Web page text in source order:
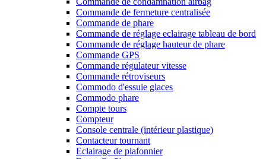
Commande de fermeture centralisée
Commande de phare
Commande de réglage eclairage tableau de bord
Commande de réglage hauteur de phare
Commande GPS
Commande régulateur vitesse
Commande rétroviseurs
Commodo d'essuie glaces
Commodo phare
Compte tours
Compteur
Console centrale (intérieur plastique)
Contacteur tournant
Eclairage de plafonnier